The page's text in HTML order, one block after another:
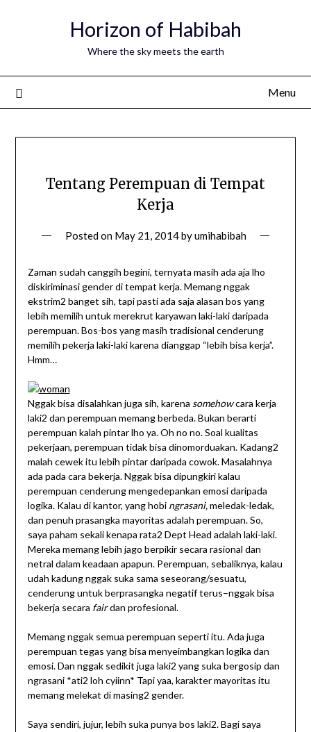
Horizon of Habibah
Where the sky meets the earth
Menu
Tentang Perempuan di Tempat
Kerja
Posted on May 21, 2014byumihabibah
Zaman sudah canggih begini, ternyata masih ada aja lho
diskiriminasi gender di tempat kerja. Memang nggak
ekstrim2 banget sih, tapi pasti ada saja alasan bos yang
lebih memilih untuk merekrut karyawan laki-laki daripada
perempuan. Bos-bos yang masih tradisional cenderung
memilih pekerja laki-laki karena dianggap “lebih bisa kerja”.
Hmm…
Nggak bisa disalahkan juga sih, karena somehowcara kerja
laki2 dan perempuan memang berbeda. Bukan berarti
perempuan kalah pintar lho ya. Oh no no. Soal kualitas
pekerjaan, perempuan tidak bisa dinomorduakan. Kadang2
malah cewek itu lebih pintar daripada cowok. Masalahnya
ada pada cara bekerja. Nggak bisa dipungkiri kalau
perempuan cenderung mengedepankan emosi daripada
logika. Kalau di kantor, yang hobi ngrasani,meledak-ledak,
dan penuh prasangka mayoritas adalah perempuan. So,
saya paham sekali kenapa rata2 Dept Head adalah laki-laki.
Mereka memang lebih jago berpikir secara rasional dan
netral dalam keadaan apapun. Perempuan, sebaliknya, kalau
udah kadung nggak suka sama seseorang/sesuatu,
cenderung untuk berprasangka negatif terus–nggak bisa
bekerja secara fairdan profesional.
Memang nggak semua perempuan seperti itu. Ada juga
perempuan tegas yang bisa menyeimbangkan logika dan
emosi. Dan nggak sedikit juga laki2 yang suka bergosip dan
ngrasani *ati2 loh cyiinn* Tapi yaa, karakter mayoritas itu
memang melekat di masing2 gender.
Saya sendiri, jujur, lebih suka punya bos laki2. Bagi saya